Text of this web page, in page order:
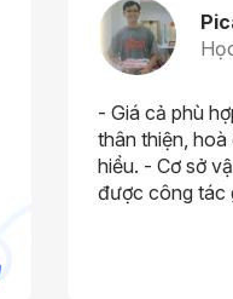
- Giá cả phù
thân thiện,
hiểu. - Cơ sở
được công tác